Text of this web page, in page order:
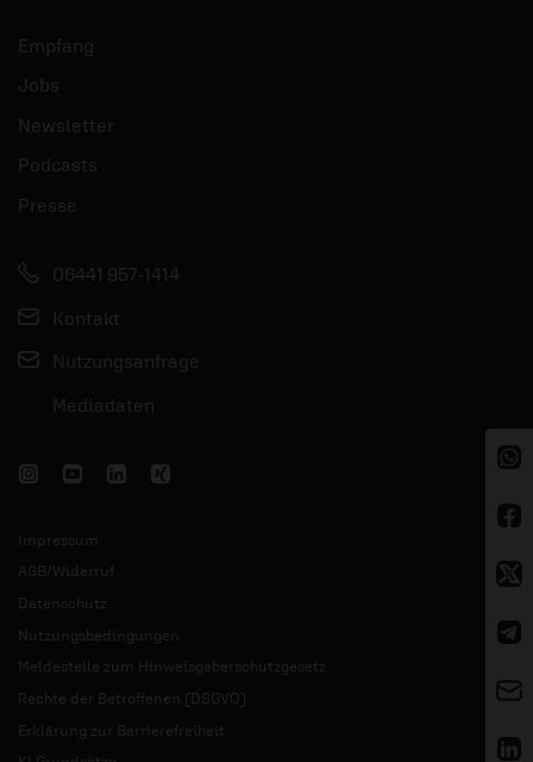
Empfang
Jobs
Newsletter
Podcasts
Presse
06441 957-1414
Kontakt
Nutzungsanfrage
Mediadaten
Impressum
AGB/Widerruf
Datenschutz
Nutzungsbedingungen
Meldestelle zum Hinweisgeberschutzgesetz
Rechte der Betroffenen (DSGVO)
Erklärung zur Barrierefreiheit